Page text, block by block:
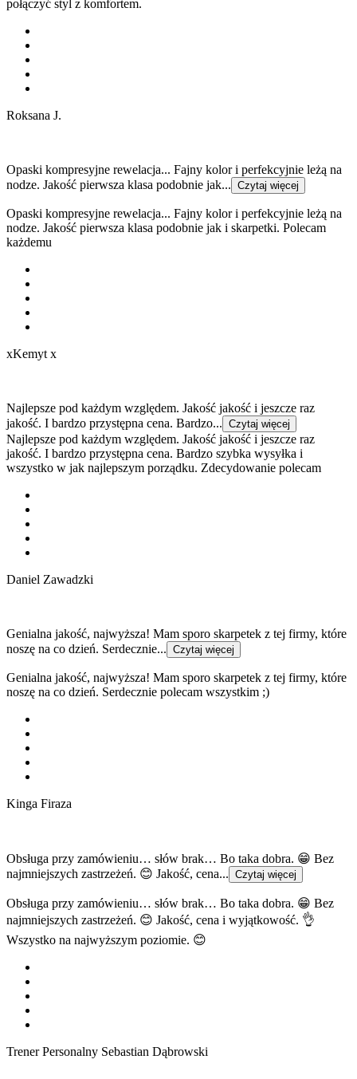
połączyć styl z komfortem.
Roksana J.
Opaski kompresyjne rewelacja... Fajny kolor i perfekcyjnie leżą na
nodze. Jakość pierwsza klasa podobnie jak... Czytaj więcej
Opaski kompresyjne rewelacja... Fajny kolor i perfekcyjnie leżą na
nodze. Jakość pierwsza klasa podobnie jak i skarpetki. Polecam
każdemu
xKemyt x
Najlepsze pod każdym względem. Jakość jakość i jeszcze raz
jakość. I bardzo przystępna cena. Bardzo... Czytaj więcej
Najlepsze pod każdym względem. Jakość jakość i jeszcze raz
jakość. I bardzo przystępna cena. Bardzo szybka wysyłka i
wszystko w jak najlepszym porządku. Zdecydowanie polecam
Daniel Zawadzki
Genialna jakość, najwyższa! Mam sporo skarpetek z tej firmy, które
noszę na co dzień. Serdecznie... Czytaj więcej
Genialna jakość, najwyższa! Mam sporo skarpetek z tej firmy, które
noszę na co dzień. Serdecznie polecam wszystkim ;)
Kinga Firaza
Obsługa przy zamówieniu… słów brak… Bo taka dobra. 😁 Bez
najmniejszych zastrzeżeń. 😊 Jakość, cena... Czytaj więcej
Obsługa przy zamówieniu… słów brak… Bo taka dobra. 😁 Bez
najmniejszych zastrzeżeń. 😊 Jakość, cena i wyjątkowość. 👌
Wszystko na najwyższym poziomie. 😊
Trener Personalny Sebastian Dąbrowski